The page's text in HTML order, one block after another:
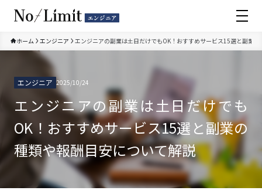
全て
IT/Web業界
エンジニア
ゲーム業界
ホーム エンジニア エンジニアの副業は土日だけでもOK！おすすめサービス15選と副業
エンジニア 2025/10/24
エンジニアの副業は土日だけでも
OK！おすすめサービス15選と副業の
種類や報酬目安について解説